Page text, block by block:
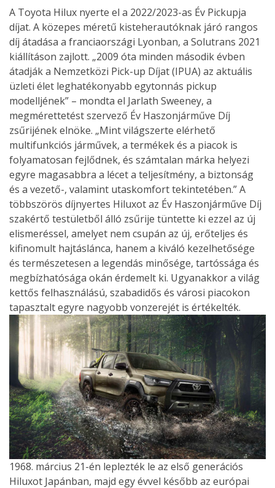
A Toyota Hilux nyerte el a 2022/2023-as Év Pickupja
díjat. A közepes méretű kisteherautóknak járó rangos
díj átadása a franciaországi Lyonban, a Solutrans 2021
kiállításon zajlott. „2009 óta minden második évben
átadják a Nemzetközi Pick-up Díjat (IPUA) az aktuális
üzleti élet leghatékonyabb egytonnás pickup
modelljének” – mondta el Jarlath Sweeney, a
megmérettetést szervező Év Haszonjárműve Díj
zsűrijének elnöke. „Mint világszerte elérhető
multifunkciós járművek, a termékek és a piacok is
folyamatosan fejlődnek, és számtalan márka helyezi
egyre magasabbra a lécet a teljesítmény, a biztonság
és a vezető-, valamint utaskomfort tekintetében.” A
többszörös díjnyertes Hiluxot az Év Haszonjárműve Díj
szakértő testületből álló zsűrije tüntette ki ezzel az új
elismeréssel, amelyet nem csupán az új, erőteljes és
kifinomult hajtáslánca, hanem a kiváló kezelhetősége
és természetesen a legendás minősége, tartóssága és
megbízhatósága okán érdemelt ki. Ugyanakkor a világ
kettős felhasználású, szabadidős és városi piacokon
tapasztalt egyre nagyobb vonzerejét is értékelték.
1968. március 21-én leplezték le az első generációs
Hiluxot Japánban, majd egy évvel később az európai